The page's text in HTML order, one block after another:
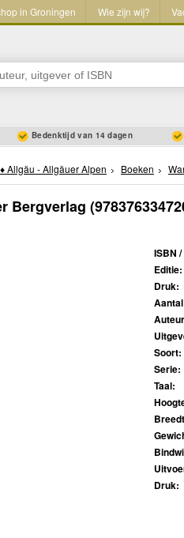
in Groningen Wie zijn wij?
Bedenktijd van 14 dagen
♦ Allgäu - Allgäuer Alpen Boeken
Bergverlag
ISBN
Editie:
Druk:
Soort:
Serie:
Taal:
Druk: